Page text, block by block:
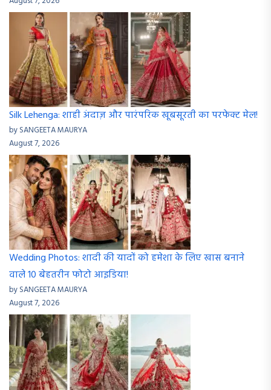
Silk Lehenga: शाही अंदाज़ और पारंपरिक खूबसूरती का परफेक्ट मेल!
by SANGEETA MAURYA
August 7, 2026
Wedding Photos: शादी की यादों को हमेशा के लिए खास बनाने
वाले 10 बेहतरीन फोटो आइडिया!
by SANGEETA MAURYA
August 7, 2026